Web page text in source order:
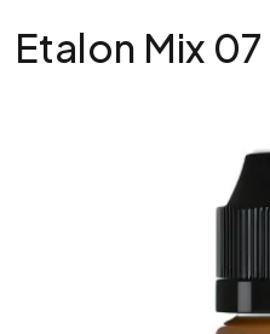
Etalon Mix 07